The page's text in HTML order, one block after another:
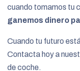
cuando tomamos tu
ganemos dinero
Cuando tu futuro
Contacta hoy a
de coche.